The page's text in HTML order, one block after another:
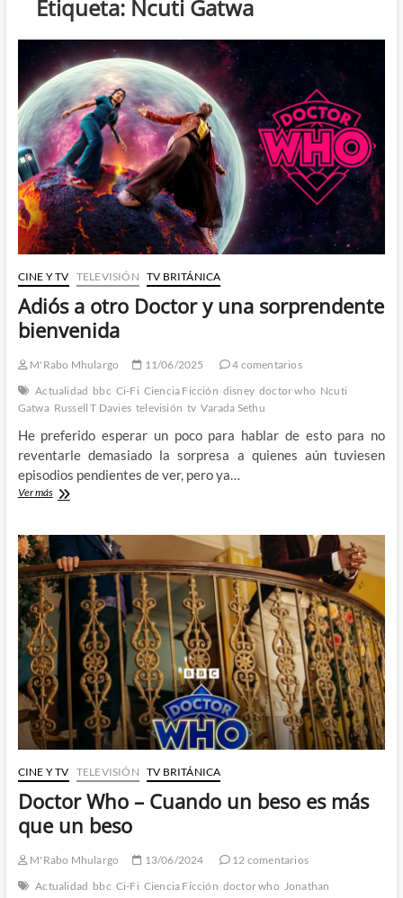
Etiqueta: Ncuti Gatwa
CINE Y TV TELEVISIÓN TV BRITÁNICA
Adiós a otro Doctor y una sorprendente
bienvenida
M'Rabo Mhulargo 11/06/2025
4 comentarios
Actualidad bbc Ci-Fi Ciencia Ficción disney doctor who Ncuti
Gatwa Russell T Davies televisión tv Varada Sethu
He preferido esperar un poco para hablar de esto para no
reventarle demasiado la sorpresa a quienes aún tuviesen
episodios pendientes de ver, pero ya…
Ver másAdiós
una
sorprendente
bienvenida
CINE Y TV TELEVISIÓN TV BRITÁNICA
Doctor Who – Cuando un beso es más
que un beso
M'Rabo Mhulargo 13/06/2024
12 comentarios
Actualidad bbc Ci-Fi Ciencia Ficción doctor who Jonathan